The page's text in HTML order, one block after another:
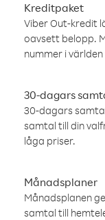
Kreditpaket
Viber Out-kredit
oavsett belopp.
nummer i
30-dagars
30-dagars
samtal till din
låga priser.
Månadsplaner
Månadsplanen
samtal till